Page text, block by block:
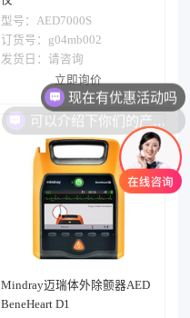
型号：AED7000S
订货号：g04mb002
发货日： 请咨询
立即询价
Mindray迈瑞体外除颤器AED
BeneHeart D1
可以介绍下你们的产品么
现在有优惠活动吗